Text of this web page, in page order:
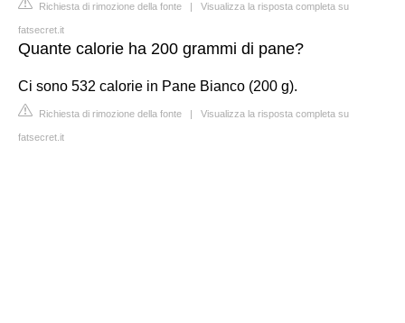
Richiesta di rimozione della fonte | Visualizza la risposta completa su
fatsecret.it
Quante calorie ha 200 grammi di pane?
Ci sono 532 calorie in Pane Bianco (200 g).
Richiesta di rimozione della fonte | Visualizza la risposta completa su
fatsecret.it